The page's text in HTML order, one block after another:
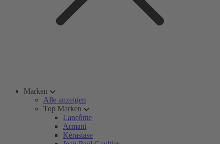
Marken
Alle anzeigen
Top Marken
Lancôme
Armani
Kérastase